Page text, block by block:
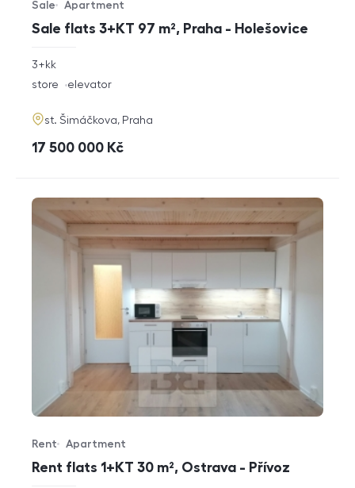
Sale flats 3+KT 97 m², Praha - Holešovice
Offer type
Sale
Property type
Apartment
rozměry
disposition
3+kk
funkce
store elevator
adresa
st. Šimáčkova, Praha
cena
17 500 000 Kč
Rent flats 1+KT 30 m², Ostrava - Přívoz
Offer type
Rent
Property type
Apartment